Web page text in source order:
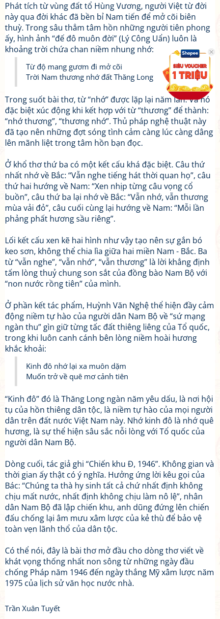
Phát tích từ vùng đất tổ Hùng Vương, người Việt từ đời
này qua đời khác đã bền bỉ Nam tiến để mở cõi biên
thuỳ. Trong sâu thẳm tâm hồn những người tiên phong
ấy, hình ảnh “đế đô muôn đời” (Lý Công Uẩn) luôn là
khoảng trời chứa chan niềm nhung nhớ:
Từ độ mang gươm đi mở cõi
Trời Nam thương nhớ đất Thăng Long
Trong suốt bài thơ, từ “nhớ” được lặp lại năm lần. Và nó
đặc biệt xúc động khi kết hợp với từ “thương” để thành:
“nhớ thương”, “thương nhớ”. Thủ pháp nghệ thuật này
đã tạo nên những đợt sóng tình cảm càng lúc càng dâng
lên mãnh liệt trong tâm hồn bạn đọc.
Ở khổ thơ thứ ba có một kết cấu khá đặc biệt. Câu thứ
nhất nhớ về Bắc: “Vẫn nghe tiếng hát thời quan họ”, câu
thứ hai hướng về Nam: “Xen nhịp từng câu vọng cổ
buồn”, câu thứ ba lại nhớ về Bắc: “Vẫn nhớ, vẫn thương
mùa vải đỏ”, câu cuối cùng lại hướng về Nam: “Mỗi lần
phảng phất hương sầu riêng”.
Lối kết cấu xen kẽ hai hình như vậy tạo nên sự gắn bó
keo sơn, không thể chia lìa giữa hai miền Nam - Bắc. Ba
từ “vẫn nghe”, “vẫn nhớ”, “vẫn thương” là lời khẳng định
tấm lòng thuỷ chung son sắt của đồng bào Nam Bộ với
“non nước rồng tiên” của mình.
Ở phần kết tác phẩm, Huỳnh Văn Nghệ thể hiện đầy cảm
động niềm tự hào của người dân Nam Bộ về “sứ mạng
ngàn thu” gìn giữ từng tấc đất thiêng liêng của Tổ quốc,
trong khi luôn canh cánh bên lòng niềm hoài hương
khắc khoải:
Kinh đô nhớ lại xa muôn dặm
Muốn trở về quê mơ cảnh tiên
“Kinh đô” đó là Thăng Long ngàn năm yêu dấu, là nơi hội
tụ của hồn thiêng dân tộc, là niềm tự hào của mọi người
dân trên đất nước Việt Nam này. Nhớ kinh đô là nhớ quê
hương, là sự thể hiện sâu sắc nỗi lòng với Tổ quốc của
người dân Nam Bộ.
Dòng cuối, tác giả ghi “Chiến khu Đ, 1946”. Không gian và
thời gian ấy thật có ý nghĩa. Hưởng ứng lời kêu gọi của
Bác: “Chúng ta thà hy sinh tất cả chứ nhất định không
chịu mất nước, nhất định không chịu làm nô lệ”, nhân
dân Nam Bộ đã lập chiến khu, anh dũng đứng lên chiến
đấu chống lại âm mưu xâm lược của kẻ thù để bảo vệ
toàn vẹn lãnh thổ của dân tộc.
Có thể nói, đây là bài thơ mở đầu cho dòng thơ viết về
khát vọng thống nhất non sông từ những ngày đầu
chống Pháp năm 1946 đến ngày thắng Mỹ xâm lược năm
1975 của lịch sử văn học nước nhà.
Trần Xuân Tuyết